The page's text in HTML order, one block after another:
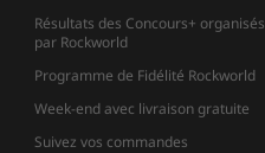
Résultats des Concours+ organisés
par Rockworld
Programme de Fidélité Rockworld
Week-end avec livraison gratuite
Suivez vos commandes